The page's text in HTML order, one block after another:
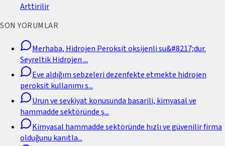
Arttirilir
SON YORUMLAR
Merhaba, Hidrojen Peroksit oksijenli su&#8217;dur.
Seyreltik Hidrojen...
Eve aldığım sebzeleri dezenfekte etmekte hidrojen
peroksit kullanımı s...
Urun ve sevkiyat konusunda basarili, kimyasal ve
hammadde sektöründe ş...
Kimyasal hammadde sektöründe hızlı ve güvenilir firma
olduğunu kanıtla...